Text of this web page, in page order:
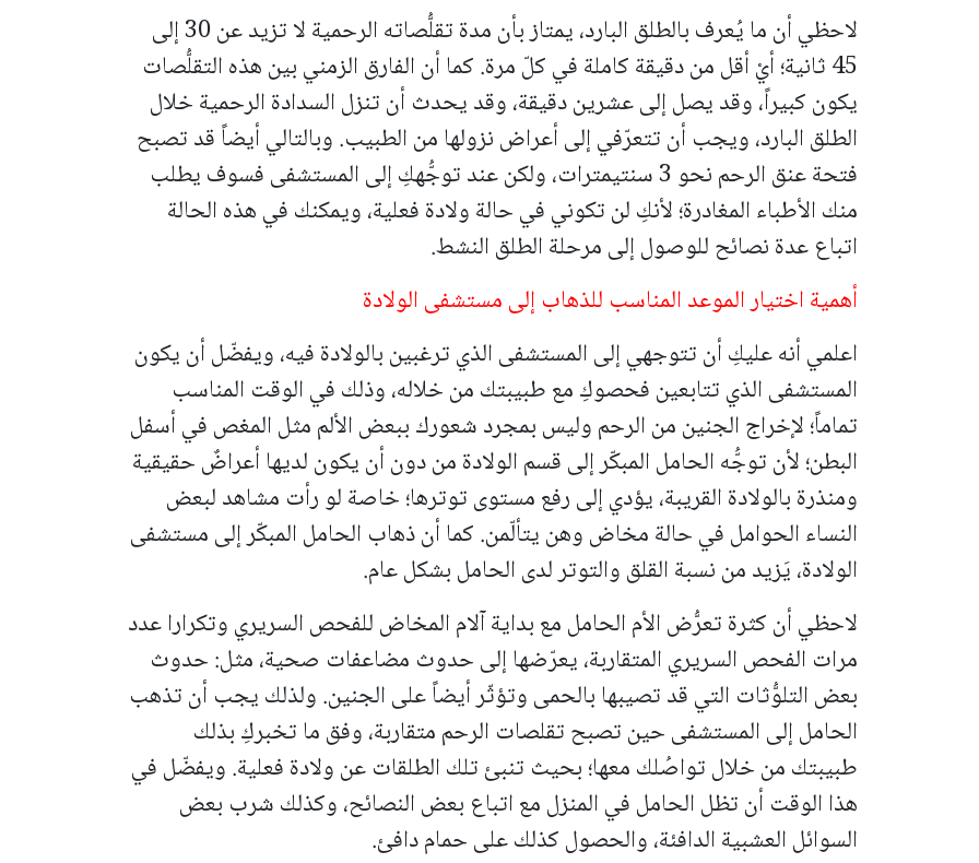
لاحظي أن ما يُعرف بالطلق البارد، يمتاز بأن مدة تقلُّصاته الرحمية لا تزيد عن 30 إلى
45 ثانية؛ أيْ أقل من دقيقة كاملة في كلّ مرة. كما أن الفارق الزمني بين هذه التقلُّصات
يكون كبيراً، وقد يصل إلى عشرين دقيقة، وقد يحدث أن تنزل السدادة الرحمية خلال
الطلق البارد، ويجب أن تتعرّفي إلى أعراض نزولها من الطبيب. وبالتالي أيضاً قد تصبح
فتحة عنق الرحم نحو 3 سنتيمترات، ولكن عند توجُّهكِ إلى المستشفى فسوف يطلب
منك الأطباء المغادرة؛ لأنكِ لن تكوني في حالة ولادة فعلية، ويمكنك في هذه الحالة
اتباع عدة نصائح للوصول إلى مرحلة الطلق النشط.
أهمية اختيار الموعد المناسب للذهاب إلى مستشفى الولادة
اعلمي أنه عليكِ أن تتوجهي إلى المستشفى الذي ترغبين بالولادة فيه، ويفضّل أن يكون
المستشفى الذي تتابعين فحصوكِ مع طبيبتك من خلاله، وذلك في الوقت المناسب
تماماً؛ لإخراج الجنين من الرحم وليس بمجرد شعورك ببعض الألم مثل المغص في أسفل
البطن؛ لأن توجُّه الحامل المبكّر إلى قسم الولادة من دون أن يكون لديها أعراضٌ حقيقية
ومنذرة بالولادة القريبة، يؤدي إلى رفع مستوى توترها؛ خاصة لو رأت مشاهد لبعض
النساء الحوامل في حالة مخاض وهن يتألّمن. كما أن ذهاب الحامل المبكّر إلى مستشفى
الولادة، يَزيد من نسبة القلق والتوتر لدى الحامل بشكل عام.
لاحظي أن كثرة تعرُّض الأم الحامل مع بداية آلام المخاض للفحص السريري وتكرارا عدد
مرات الفحص السريري المتقاربة، يعرّضها إلى حدوث مضاعفات صحية، مثل: حدوث
بعض التلوُّثات التي قد تصيبها بالحمى وتؤثّر أيضاً على الجنين. ولذلك يجب أن تذهب
الحامل إلى المستشفى حين تصبح تقلصات الرحم متقاربة، وفق ما تخبركِ بذلك
طبيبتك من خلال تواصُلك معها؛ بحيث تنبئ تلك الطلقات عن ولادة فعلية. ويفضّل في
هذا الوقت أن تظل الحامل في المنزل مع اتباع بعض النصائح، وكذلك شرب بعض
السوائل العشبية الدافئة، والحصول كذلك على حمام دافئ.